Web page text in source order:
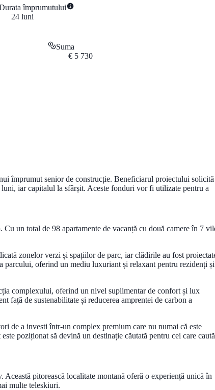
împrumutului
24 luni
Suma
€ 5 730
împrumut senior de construcție. Beneficiarul proiectului solicită
iar capitalul la sfârșit. Aceste fonduri vor fi utilizate pentru a
un total de 98 apartamente de vacanță cu două camere în 7
zonelor verzi și spațiilor de parc, iar clădirile au fost
parcului, oferind un mediu luxuriant și relaxant pentru rezidenți și
complexului, oferind un nivel suplimentar de confort și lux
față de sustenabilitate și reducerea amprentei de carbon a
de a investi într-un complex premium care nu numai că este
poziționat să devină un destinație căutată pentru cei care caută
pitorească localitate montană oferă o experiență unică în
multe teleskiuri.